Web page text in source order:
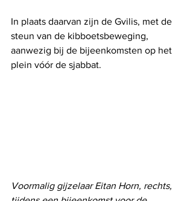
In plaats daarvan zijn de Gvilis, met de
steun van de kibboetsbeweging,
aanwezig bij de bijeenkomsten op het
plein vóór de sjabbat.
Voormalig gijzelaar Eitan Horn, rechts,